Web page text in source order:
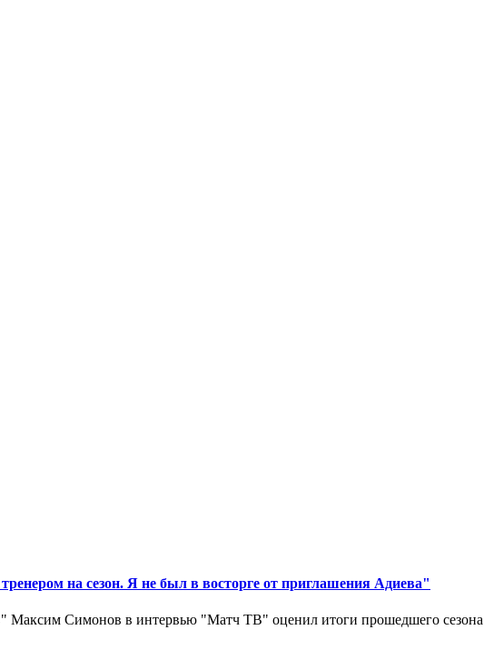
на сезон. Я не был в восторге от приглашения Адиева"
Максим Симонов в интервью "Матч ТВ" оценил итоги прошедшего сезона